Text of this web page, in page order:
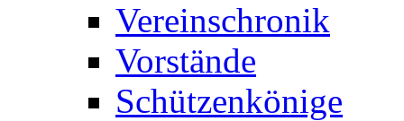
Vereinschronik
Vorstände
Schützenkönige